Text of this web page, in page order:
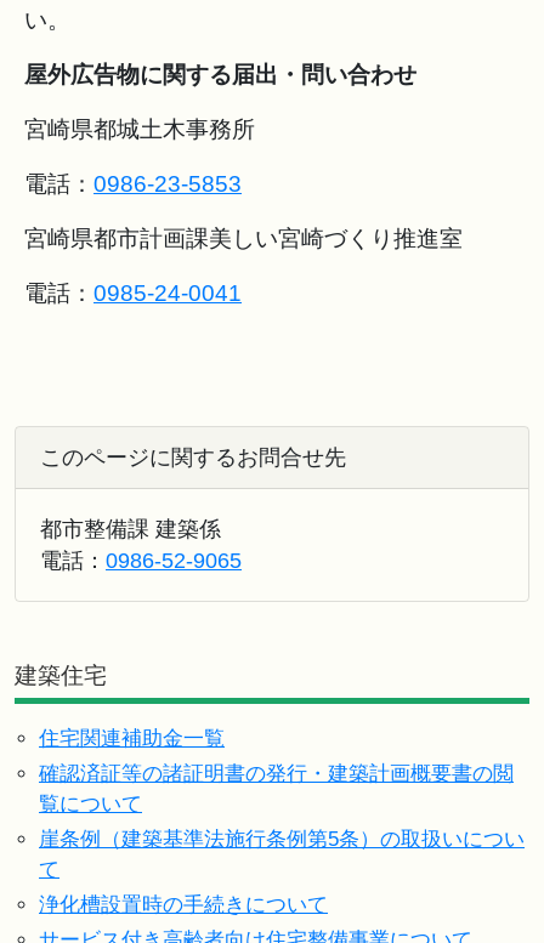
い。
屋外広告物に関する届出・問い合わせ
宮崎県都城土木事務所
電話： 0986-23-5853
宮崎県都市計画課美しい宮崎づくり推進室
電話： 0985-24-0041
このページに関するお問合せ先
都市整備課 建築係
電話： 0986-52-9065
建築住宅
住宅関連補助金一覧
確認済証等の諸証明書の発行・建築計画概要書の閲
覧について
崖条例（建築基準法施行条例第5条）の取扱いについ
て
浄化槽設置時の手続きについて